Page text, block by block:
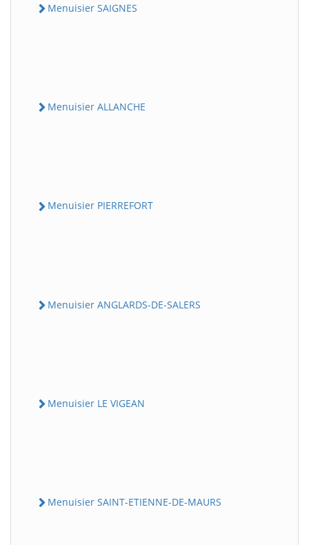
Menuisier SAIGNES
Menuisier ALLANCHE
Menuisier PIERREFORT
Menuisier ANGLARDS-DE-SALERS
Menuisier LE VIGEAN
Menuisier SAINT-ETIENNE-DE-MAURS